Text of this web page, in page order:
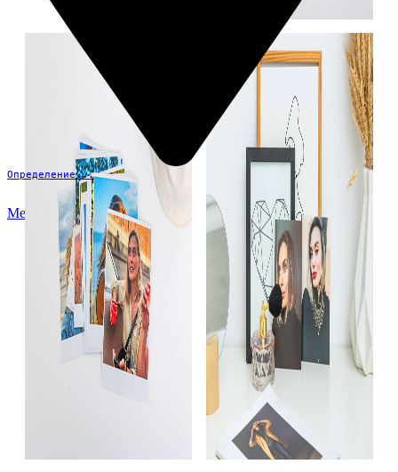
Определение...
Меню